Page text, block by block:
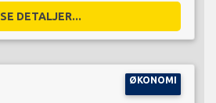
SE DETALJER...
ØKONOMI